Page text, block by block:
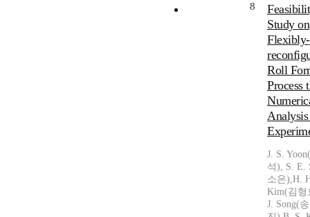
8
Study on
Flexibly-
Roll
Process
J. S.
석), S. E.
소은),H.
Kim(김형
J. Song(